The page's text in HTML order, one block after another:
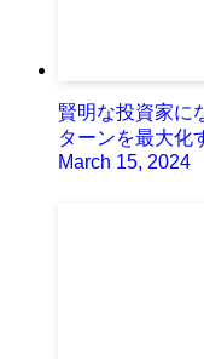
賢明な投資家に
ターンを最大化
March 15, 2024